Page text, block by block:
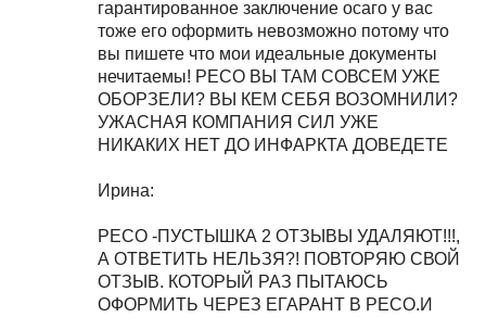
гарантированное заключение осаго у вас
тоже его оформить невозможно потому что
вы пишете что мои идеальные документы
нечитаемы! РЕСО ВЫ ТАМ СОВСЕМ УЖЕ
ОБОРЗЕЛИ? ВЫ КЕМ СЕБЯ ВОЗОМНИЛИ?
УЖАСНАЯ КОМПАНИЯ СИЛ УЖЕ
НИКАКИХ НЕТ ДО ИНФАРКТА ДОВЕДЕТЕ
Ирина:
РЕСО -ПУСТЫШКА 2 ОТЗЫВЫ УДАЛЯЮТ!!!,
А ОТВЕТИТЬ НЕЛЬЗЯ?! ПОВТОРЯЮ СВОЙ
ОТЗЫВ. КОТОРЫЙ РАЗ ПЫТАЮСЬ
ОФОРМИТЬ ЧЕРЕЗ ЕГАРАНТ В РЕСО.И